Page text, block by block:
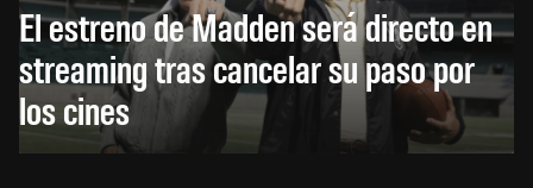
El estreno de Madden será directo en
streaming tras cancelar su paso por
los cines